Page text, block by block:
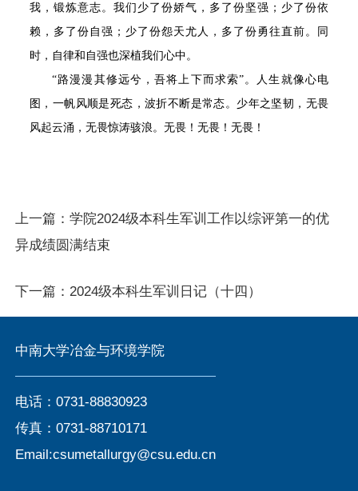
我，锻炼意志。我们少了份娇气，多了份坚强；少了份依
赖，多了份自强；少了份怨天尤人，多了份勇往直前。同
时，自律和自强也深植我们心中。
“路漫漫其修远兮，吾将上下而求索”。人生就像心电
图，一帆风顺是死态，波折不断是常态。少年之坚韧，无畏
风起云涌，无畏惊涛骇浪。无畏！无畏！无畏！
上一篇：学院2024级本科生军训工作以综评第一的优
异成绩圆满结束
下一篇：2024级本科生军训日记（十四）
中南大学冶金与环境学院
电话：0731-88830923
传真：0731-88710171
Email:csumetallurgy@csu.edu.cn